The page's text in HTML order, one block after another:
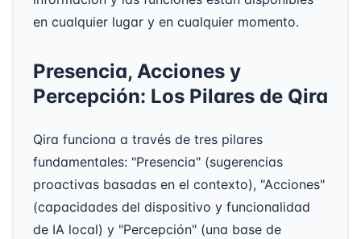
en cualquier lugar y en cualquier momento.
Presencia, Acciones y
Percepción: Los Pilares de Qira
Qira funciona a través de tres pilares
fundamentales: "Presencia" (sugerencias
proactivas basadas en el contexto), "Acciones"
(capacidades del dispositivo y funcionalidad
de IA local) y "Percepción" (una base de